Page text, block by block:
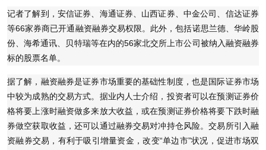
记者了解到，安信证券、海通证券、山西证券、中金公司、信达证券
等66家券商已开通融资融券交易权限。此外，包括诺思兰德、华岭股
份、海希通讯、贝特瑞等在内的56家北交所上市公司被纳入融资融券
标的股票名单。
据了解，融资融券是证券市场重要的基础性制度，也是国际证券市场
中较为成熟的交易方式。据业内人士介绍，投资者可以在预测证券价
格将要上涨时融资做多来放大收益，或在预测证券价格将要下跌时融
券做空获取收益，还可以通过融券交易对冲持仓风险。交易所引入融
资融券交易，有利于吸引增量资金，改变“单边市”状况，促进市场双